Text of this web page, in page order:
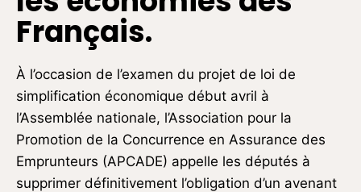
Français.
À l’occasion de l’examen du projet de loi de
simplification économique début avril à
l’Assemblée nationale, l’Association pour la
Promotion de la Concurrence en Assurance des
Emprunteurs (APCADE) appelle les députés à
supprimer définitivement l’obligation d’un avenant